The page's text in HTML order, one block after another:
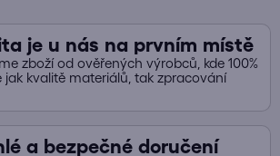
a
c
í
p
r
v
k
je u nás na prvním místě
zboží od ověřených výrobců, kde 100%
jak kvalitě materiálů, tak zpracování
a bezpečné doručení